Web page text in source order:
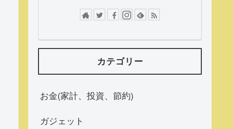
カテゴリー
お金(家計、投資、節約)
ガジェット